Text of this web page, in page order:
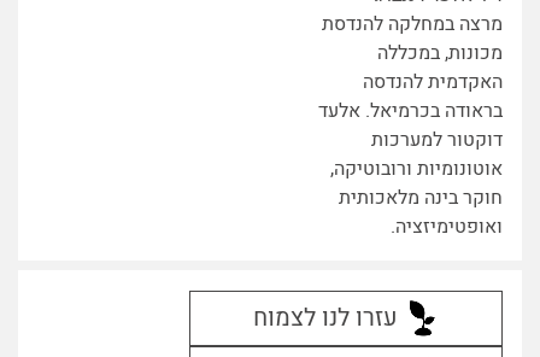
מרצה במחלקה להנדסת
מכונות, במכללה
האקדמית להנדסה
בראודה בכרמיאל. אלעד
דוקטור למערכות
אוטונומיות ורובוטיקה,
חוקר בינה מלאכותית
ואופטימיזציה.
עזרו לנו לצמוח